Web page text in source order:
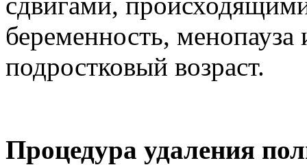
беременность,
подростковый возраст.
Процедура удаления